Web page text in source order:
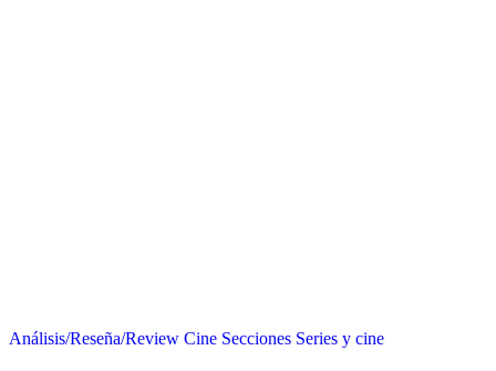
Análisis/Reseña/Review Cine Secciones Series y cine